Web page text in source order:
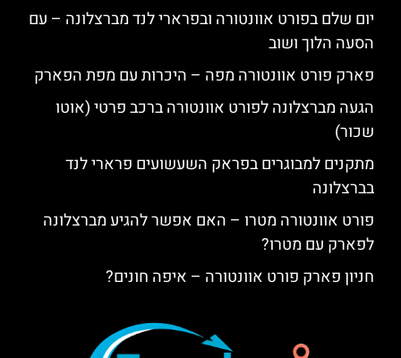
יום שלם בפורט אוונטורה ובפרארי לנד מברצלונה – עם
הסעה הלוך ושוב
פארק פורט אוונטורה מפה – היכרות עם מפת הפארק
הגעה מברצלונה לפורט אוונטורה ברכב פרטי (אוטו
שכור)
מתקנים למבוגרים בפראק השעשועים פרארי לנד
בברצלונה
פורט אוונטורה מטרו – האם אפשר להגיע מברצלונה
לפארק עם מטרו?
חניון פארק פורט אוונטורה – איפה חונים?